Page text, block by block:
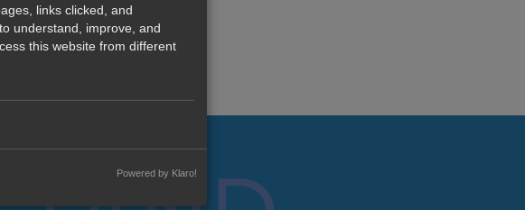
και στην
links clicked, and
understand, improve, and
this website from different
Powered by Klaro!